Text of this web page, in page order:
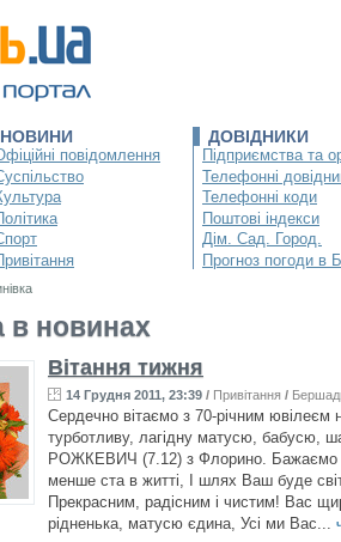
НОВИНИ
повідомлення
ДОВІДНИКИ
Підприємства та
Телефонні
Телефонні коди
Поштові індекси
Дім. Сад. Город.
Прогноз погоди в
в новинах
Вітання тижня
14 Грудня 2011, 23:39 / Привітання /
Сердечно вітаємо з 70-річним ювілеєм
турботливу, лагідну матусю, бабусю,
РОЖКЕВИЧ (7.12) з Флорино. Бажаємо
менше ста в житті, І шлях Ваш буде
Прекрасним, радісним і чистим! Вас
рідненька, матусю єдина, Усі ми Вас...